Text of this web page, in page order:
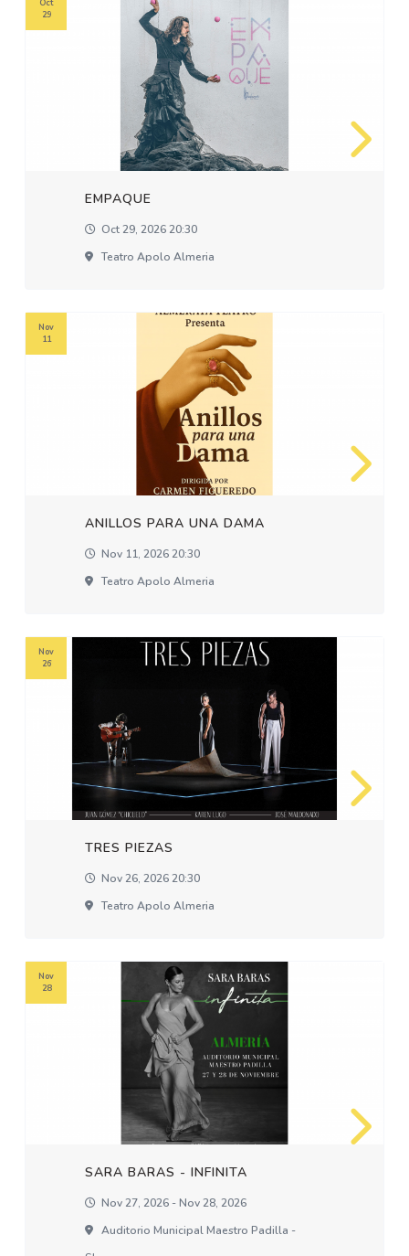
EMPAQUE
Oct 29, 2026 20:30
Teatro Apolo Almeria
Oct
29
ANILLOS PARA UNA DAMA
Nov 11, 2026 20:30
Teatro Apolo Almeria
Nov
11
TRES PIEZAS
Nov 26, 2026 20:30
Teatro Apolo Almeria
Nov
26
SARA BARAS - INFINITA
Nov 27, 2026 - Nov 28, 2026
Auditorio Municipal Maestro Padilla -
Nov
28